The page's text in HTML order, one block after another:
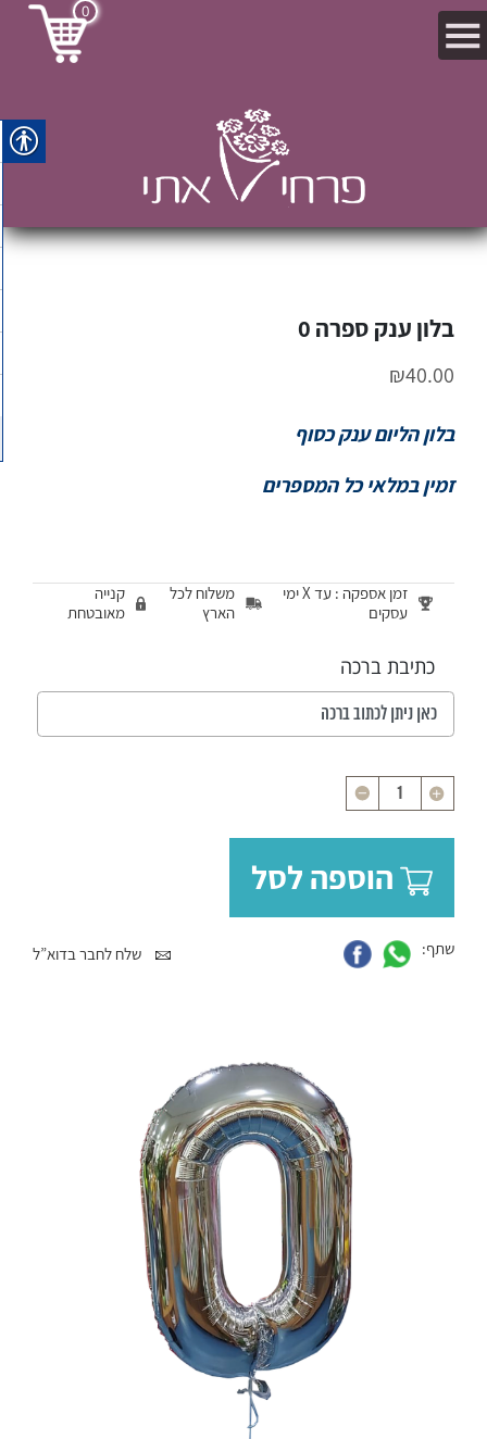
0
בלון ענק ספרה 0
₪40.00
בלון הליום ענק כסוף
זמין במלאי כל המספרים
זמן אספקה : עד X ימי
עסקים
משלוח לכל
הארץ
קנייה
מאובטחת
כתיבת ברכה
כמות
הוספה לסל
שתף: שלח לחבר בדוא”ל